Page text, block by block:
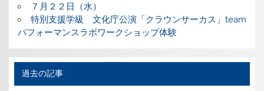
７月２２日（水）
特別支援学級 文化庁公演「クラウンサーカス」team
パフォーマンスラボワークショップ体験
過去の記事